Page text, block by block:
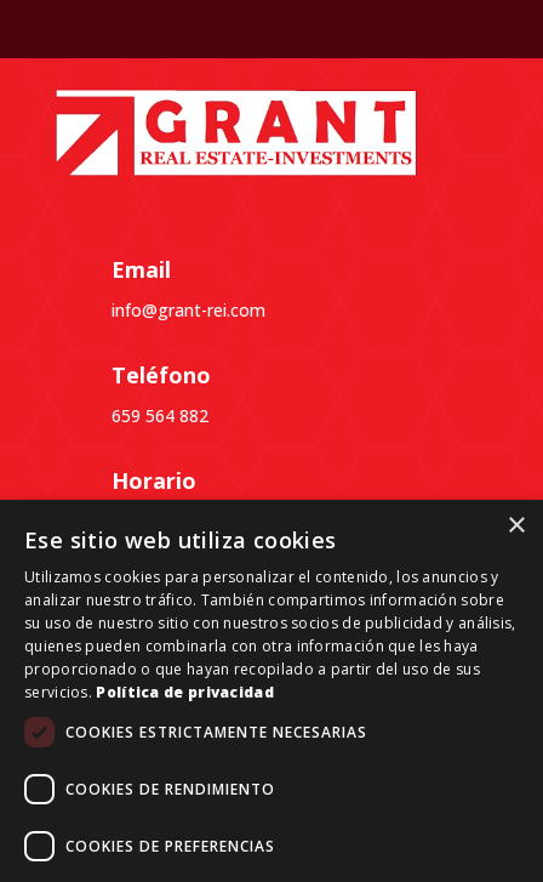
Email
info@grant-rei.com
Teléfono
659 564 882
Horario
Viernes: 09:30 a 14:00
Dirección
Passeig del Ferrocarril, 339, 3º 4ª, Despacho B,
08860 Castelldefels, Barcelona
derechos reservados.
×
Ese sitio web utiliza cookies
Utilizamos cookies para personalizar el contenido, los anuncios y
analizar nuestro tráfico. También compartimos información sobre
su uso de nuestro sitio con nuestros socios de publicidad y análisis,
quienes pueden combinarla con otra información que les haya
proporcionado o que hayan recopilado a partir del uso de sus
servicios. Política de privacidad
COOKIES ESTRICTAMENTE NECESARIAS
COOKIES DE RENDIMIENTO
COOKIES DE PREFERENCIAS